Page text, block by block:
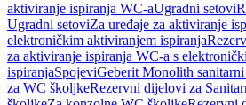
aktiviranje ispiranja WC-aUgradni setovi
Ugradni setoviZa uređaje za aktiviranje
elektroničkim aktiviranjem ispiranja
za aktiviranje ispiranja WC-a s
ispiranjaSpojeviGeberit Monolith
za WC školjkeRezervni dijelovi za